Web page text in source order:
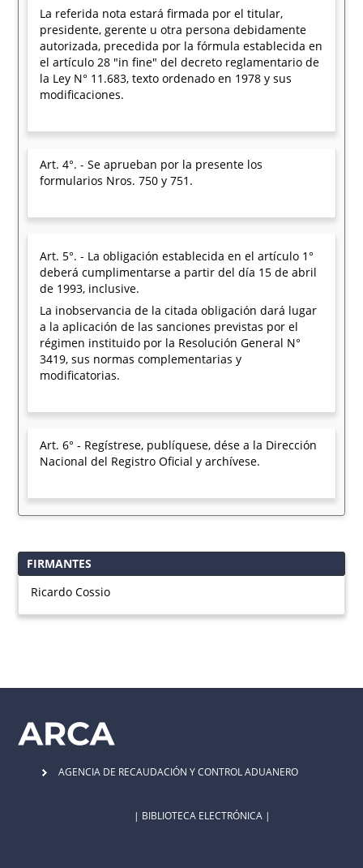
La referida nota estará firmada por el titular,
presidente, gerente u otra persona debidamente
autorizada, precedida por la fórmula establecida en
el artículo 28 "in fine" del decreto reglamentario de
la Ley N° 11.683, texto ordenado en 1978 y sus
modificaciones.
Art. 4°. - Se aprueban por la presente los
formularios Nros. 750 y 751.
Art. 5°. - La obligación establecida en el artículo 1°
deberá cumplimentarse a partir del día 15 de abril
de 1993, inclusive.
La inobservancia de la citada obligación dará lugar
a la aplicación de las sanciones previstas por el
régimen instituido por la Resolución General N°
3419, sus normas complementarias y
modificatorias.
Art. 6° - Regístrese, publíquese, dése a la Dirección
Nacional del Registro Oficial y archívese.
FIRMANTES
Ricardo Cossio
AGENCIA DE RECAUDACIÓN Y CONTROL ADUANERO
| BIBLIOTECA ELECTRÓNICA |